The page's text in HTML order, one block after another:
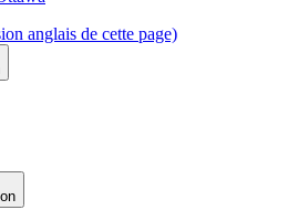
anglais de cette page)